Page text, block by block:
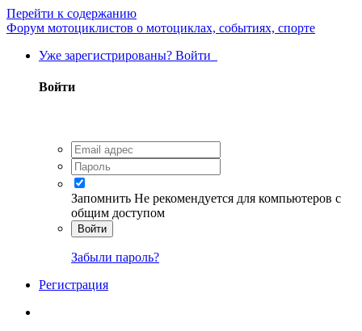
Перейти к содержанию
Форум мотоциклистов о мотоциклах, событиях, спорте
Уже зарегистрированы? Войти
Войти
Запомнить Не рекомендуется для компьютеров с
общим доступом
Войти
Забыли пароль?
Регистрация